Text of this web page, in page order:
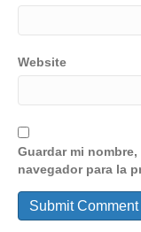
Website
Guardar mi
navegador para la